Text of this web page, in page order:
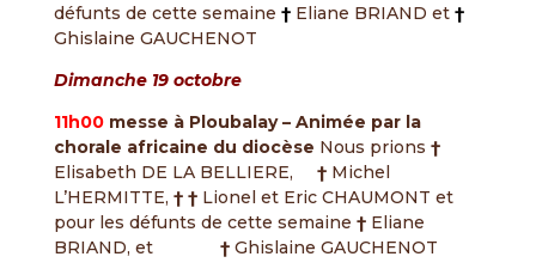
défunts de cette semaine †Eliane BRIAND et †
Ghislaine GAUCHENOT
Dimanche 19 octobre
11h00messe à Ploubalay– Animée par la
chorale africaine du diocèse Nous prions †
Elisabeth DE LA BELLIERE,
†Michel
L’HERMITTE, † †Lionel et Eric CHAUMONT et
pour les défunts de cette semaine †Eliane
BRIAND, et †Ghislaine GAUCHENOT